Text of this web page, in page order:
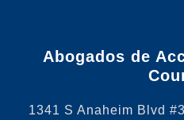
Abogados de
1341 S Anaheim Blvd